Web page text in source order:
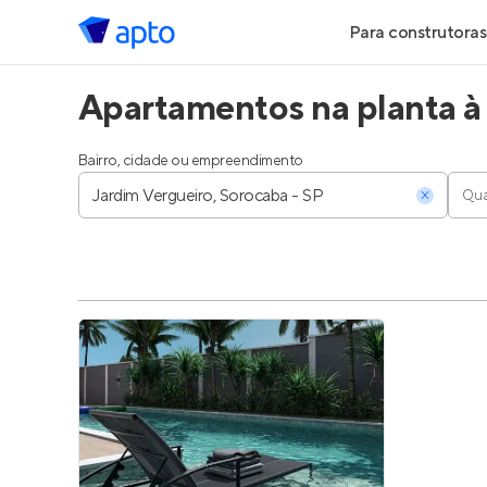
Para construtoras
Geração de
Geração de
Parcerias
Anunciar
Apartamentos na planta
Bairro, cidade ou empreendimento